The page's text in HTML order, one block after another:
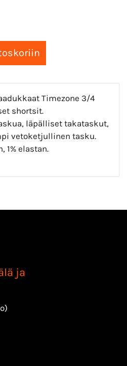
Timezone 3/4
shortsit.
läpälliset takataskut,
vetoketjullinen tasku.
1% elastan.
ja